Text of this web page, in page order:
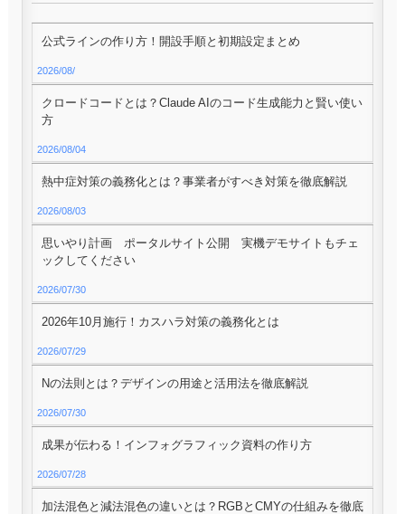
公式ラインの作り方！開設手順と初期設定まとめ
2026/08/
クロードコードとは？Claude AIのコード生成能力と賢い使い
方
2026/08/04
熱中症対策の義務化とは？事業者がすべき対策を徹底解説
2026/08/03
思いやり計画 ポータルサイト公開 実機デモサイトもチェ
ックしてください
2026/07/30
2026年10月施行！カスハラ対策の義務化とは
2026/07/29
Nの法則とは？デザインの用途と活用法を徹底解説
2026/07/30
成果が伝わる！インフォグラフィック資料の作り方
2026/07/28
加法混色と減法混色の違いとは？RGBとCMYの仕組みを徹底